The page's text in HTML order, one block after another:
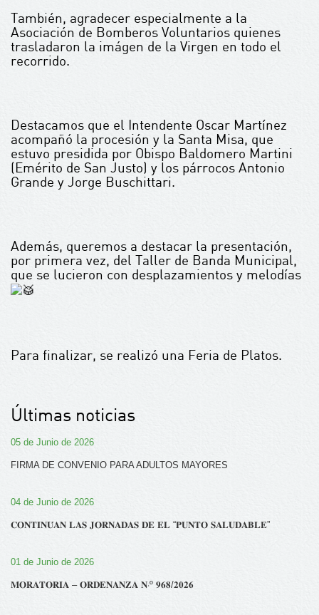
También, agradecer especialmente a la
Asociación de Bomberos Voluntarios quienes
trasladaron la imágen de la Virgen en todo el
recorrido.
Destacamos que el Intendente Oscar Martínez
acompañó la procesión y la Santa Misa, que
estuvo presidida por Obispo Baldomero Martini
(Emérito de San Justo) y los párrocos Antonio
Grande y Jorge Buschittari.
Además, queremos a destacar la presentación,
por primera vez, del Taller de Banda Municipal,
que se lucieron con desplazamientos y melodías
Para finalizar, se realizó una Feria de Platos.
Últimas noticias
05 de Junio de 2026
FIRMA DE CONVENIO PARA ADULTOS MAYORES
04 de Junio de 2026
𝐂𝐎𝐍𝐓𝐈𝐍𝐔́𝐀𝐍 𝐋𝐀𝐒 𝐉𝐎𝐑𝐍𝐀𝐃𝐀𝐒 𝐃𝐄 𝐄𝐋 “𝐏𝐔𝐍𝐓𝐎 𝐒𝐀𝐋𝐔𝐃𝐀𝐁𝐋𝐄”
01 de Junio de 2026
𝐌𝐎𝐑𝐀𝐓𝐎𝐑𝐈𝐀 – 𝐎𝐑𝐃𝐄𝐍𝐀𝐍𝐙𝐀 𝐍‧º 𝟗𝟔𝟖/𝟐𝟎𝟐𝟔